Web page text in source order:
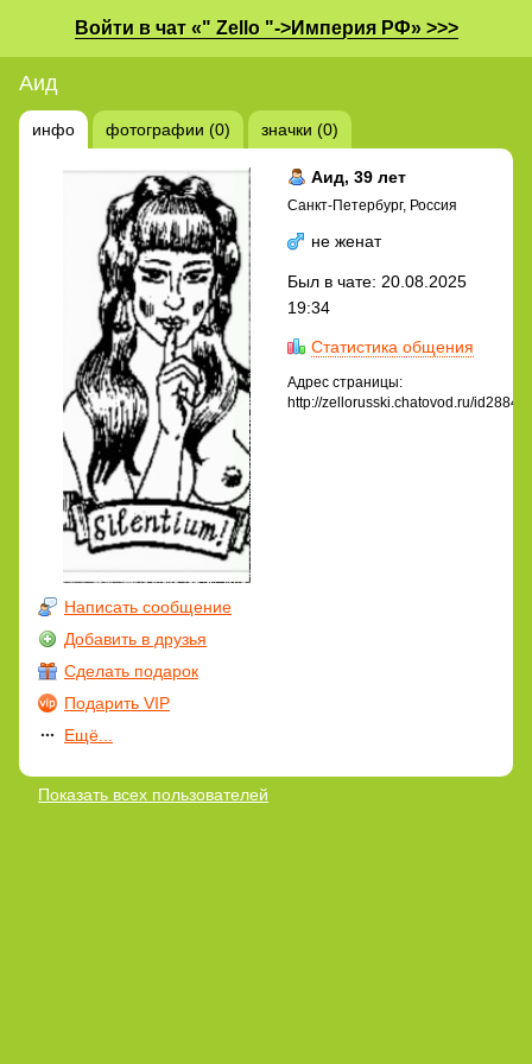
Войти в чат «" Zello "->Империя РФ» >>>
Аид
инфо фотографии (0) значки (0)
Написать сообщение
Добавить в друзья
Сделать подарок
Подарить VIP
Ещё...
Аид, 39 лет
Санкт-Петербург, Россия
не женат
Был в чате: 20.08.2025
19:34
Статистика общения
Адрес страницы:
http://zellorusski.chatovod.ru/
Показать всех пользователей